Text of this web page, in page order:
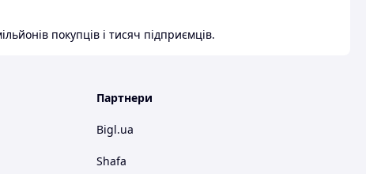
покупців і тисяч підприємців.
Партнери
Bigl.ua
Shafa